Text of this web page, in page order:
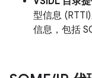
型信息
信息，包括